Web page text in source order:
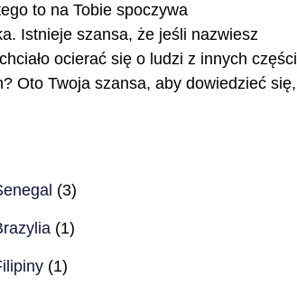
to na Tobie spoczywa
Istnieje szansa, że jeśli nazwiesz
ocierać się o ludzi z innych części
Oto Twoja szansa, aby dowiedzieć się,
(3)
(1)
(1)